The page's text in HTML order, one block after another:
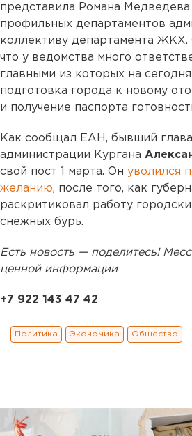
представила Романа
профильных департаментов
коллективу департамента ЖКХ.
что у ведомства много
главными из которых на
подготовка города к новому
и получение паспорта
Как сообщал ЕАН, бывший
администрации Кургана
свой пост 1 марта. Он уволился
желанию, после того, как
раскритиковал работу
снежных бурь.
Есть новость — поделитесь!
ценной информации
+7 922 143 47 42
Политика Экономика Общество